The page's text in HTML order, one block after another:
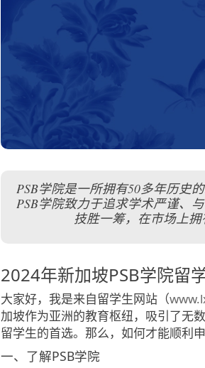
PSB学院是一所拥有50多年历史
PSB学院致力于追求学术严谨、
技胜一筹，在市场上
2024年新加坡PSB学院留
大家好，我是来自留学生网站（
加坡作为亚洲的教育枢纽，吸引了无
留学生的首选。那么，如何才能顺利
一、了解PSB学院